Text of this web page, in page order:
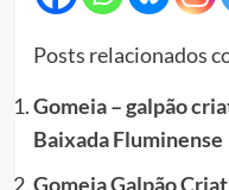
Posts relacionados
Gomeia – galpão
Baixada Fluminense
Gomeia Galpão